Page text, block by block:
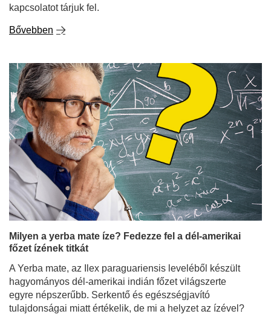
kapcsolatot tárjuk fel.
Bővebben
Milyen a yerba mate íze? Fedezze fel a dél-amerikai
főzet ízének titkát
A Yerba mate, az Ilex paraguariensis leveléből készült
hagyományos dél-amerikai indián főzet világszerte
egyre népszerűbb. Serkentő és egészségjavító
tulajdonságai miatt értékelik, de mi a helyzet az ízével?